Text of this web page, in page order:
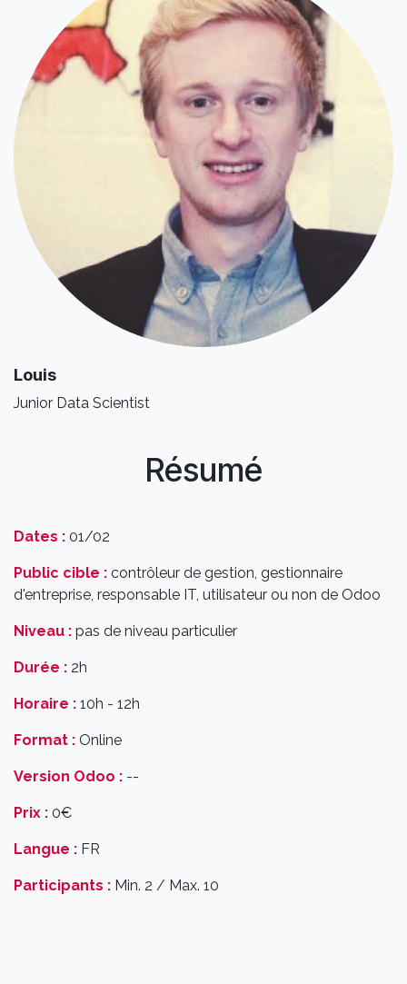
Louis
Junior Data Scientist
Résumé
Dates : 01/02
Public cible : contrôleur de gestion, gestionnaire
d'entreprise, responsable IT, utilisateur ou non de Odoo
Niveau : pas de niveau particulier
Durée : 2h
Horaire : 10h - 12h
Format : Online
Version Odoo : --
Prix : 0€
Langue : FR
Participants : Min. 2 / Max. 10